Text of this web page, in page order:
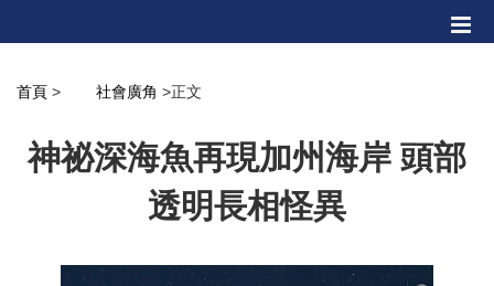
首頁 > 社會廣角 >正文
神祕深海魚再現加州海岸 頭部
透明長相怪異